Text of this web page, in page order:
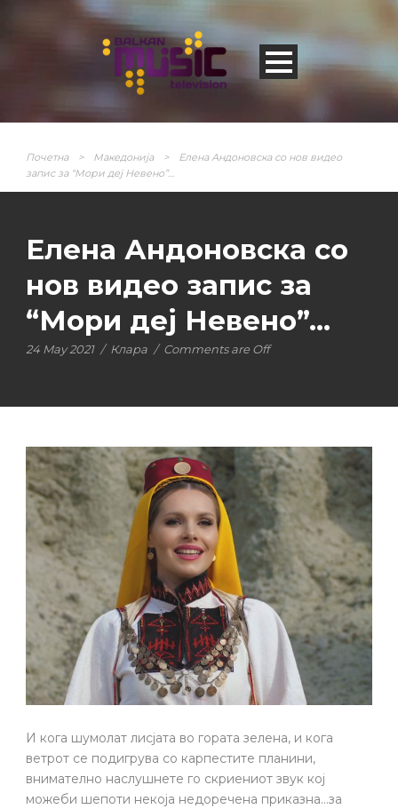
Почетна > Македонија >
Елена Андоновска со нов видео
запис за “Мори деј Невено”…
Елена Андоновска со
нов видео запис за
“Мори деј Невено”…
24 May 2021 / Клара / Comments are Off
И кога шумолат лисјата во гората зелена, и кога
ветрот се подигрува со карпестите планини,
внимателно наслушнете го скриениот звук кој
можеби шепоти некоја недоречена приказна…за